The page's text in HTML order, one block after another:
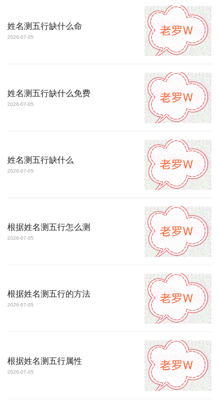
姓名测五行缺什么命
2026-07-05
姓名测五行缺什么免费
2026-07-05
姓名测五行缺什么
2026-07-05
根据姓名测五行怎么测
2026-07-05
根据姓名测五行的方法
2026-07-05
根据姓名测五行属性
2026-07-05